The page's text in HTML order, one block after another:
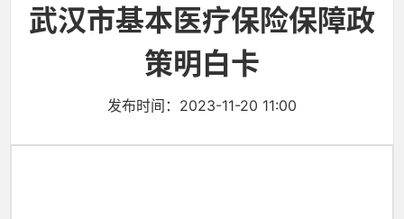
武汉市基本医疗保险保障政
策明白卡
发布时间：2023-11-20 11:00